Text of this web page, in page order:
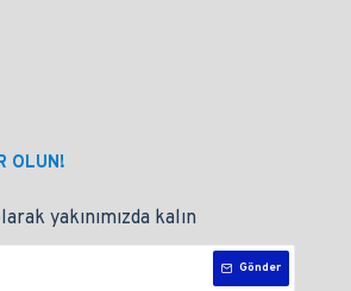
OLUN!
yakınımızda kalın
Gönder